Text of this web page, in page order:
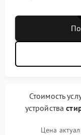
Стоимость
устройства
Цена